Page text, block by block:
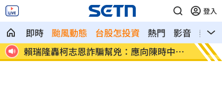
登入
即時 颱風動態 台股怎投資 熱門 影音
熱搜
直
賴瑞隆轟柯志恩詐騙幫兇：應向陳時中道
歉
警報